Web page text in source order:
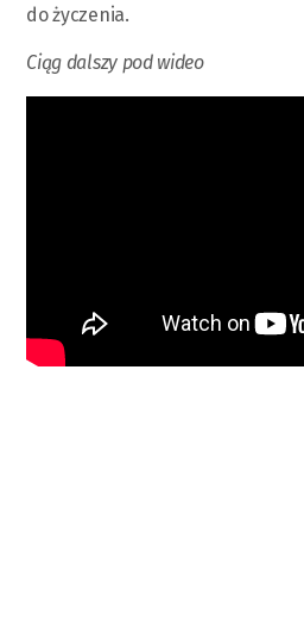
do życzenia.
Ciąg dalszy pod wideo